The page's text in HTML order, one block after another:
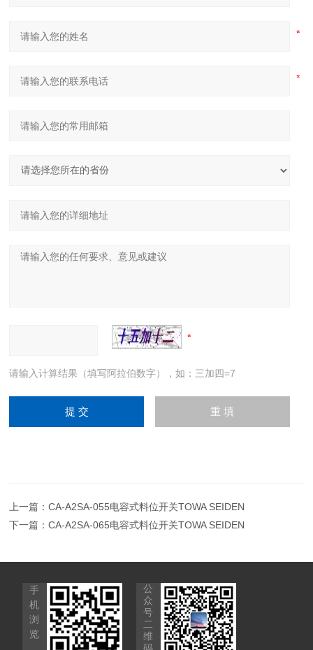
请输入计算结果（填写阿拉伯数字），如：三加四=7
上一篇：CA-A2SA-055电容式料位开关TOWA SEIDEN
下一篇：CA-A2SA-065电容式料位开关TOWA SEIDEN
手
机
浏
览
公
众
号
二
维